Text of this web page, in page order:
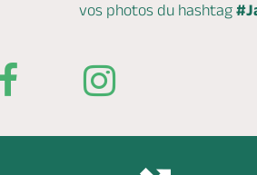
vos photos du hashtag